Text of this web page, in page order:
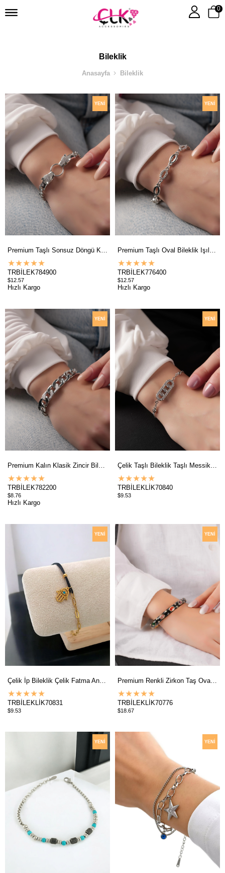
0
Bileklik
Anasayfa Bileklik
Premium Taşlı Sonsuz Döngü Klasik Zincir Bileklik 784900
★★★★★
TRBİLEK784900
$12.57
Hızlı Kargo
YENI
ÜRÜN
Premium Taşlı Oval Bileklik Işıltılı Plaka Bileklik 776400
★★★★★
TRBİLEK776400
$12.57
Hızlı Kargo
YENI
Premium Kalın Klasik Zincir Bileklik 782200
★★★★★
TRBİLEK782200
$8.76
Hızlı Kargo
YENI
ÜRÜN
Çelik Taşlı Bileklik Taşlı Messika Bileklik 70840
★★★★★
TRBİLEKLİK70840
$9.53
YENI
Çelik İp Bileklik Çelik Fatma Ana Eli İp Bileklik 70831
★★★★★
TRBİLEKLİK70831
$9.53
YENI
Premium Renkli Zirkon Taş Oval Kelepçe Bileklik 70776
★★★★★
TRBİLEKLİK70776
$18.67
YENI
ÜRÜN
YENI
ÜRÜN
YENI